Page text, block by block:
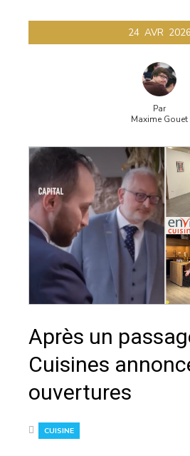
24 AVR 2026
Par
Maxime Gouet
Après un
Cuisines
ouvertures
CUISINE